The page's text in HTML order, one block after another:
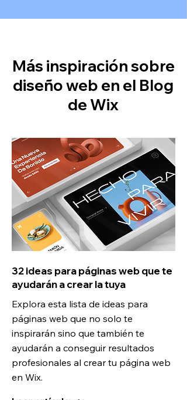
Más inspiración sobre
diseño web en el Blog
de Wix
32 ideas para páginas web que te
ayudarán a crear la tuya
Explora esta lista de ideas para
páginas web que no solo te
inspirarán sino que también te
ayudarán a conseguir resultados
profesionales al crear tu página web
en Wix.